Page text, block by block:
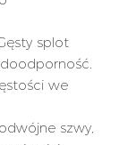
splot
we
szwy,